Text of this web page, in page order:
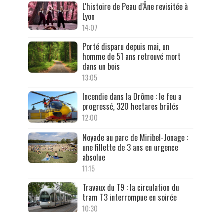
L'histoire de Peau d’Âne revisitée à
Lyon
14:07
Porté disparu depuis mai, un
homme de 51 ans retrouvé mort
dans un bois
13:05
Incendie dans la Drôme : le feu a
progressé, 320 hectares brûlés
12:00
Noyade au parc de Miribel-Jonage :
une fillette de 3 ans en urgence
absolue
11:15
Travaux du T9 : la circulation du
tram T3 interrompue en soirée
10:30